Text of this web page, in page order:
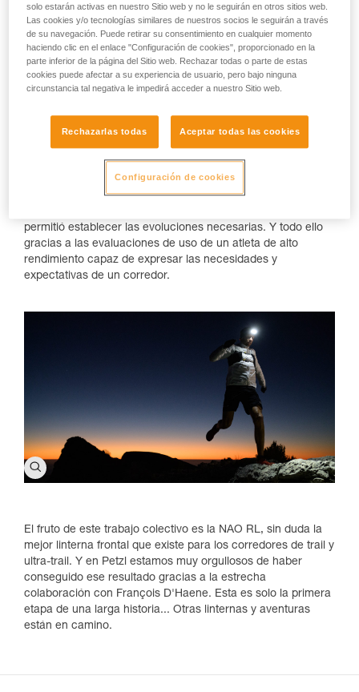
disciplina, junto a ingenieros y especialistas técnicos que
llevan años desarrollando las linternas frontales más
innovadoras y de mayor rendimiento del mundo? Con esa
increíble combinación, el resultado no podía ser menos. Y
eso ha conseguido hacer Petzl para crear la nueva linterna
frontal NAO RL.
La alianza entre la experiencia técnica de los equipos Petzl y
el amplio conocimiento del terreno de François D'Haene nos
ha permitido hacer evolucionar el producto: hemos logrado
que sea lo más eficaz posible y que se adapte a las
expectativas de los corredores de trail más exigentes. A
medida que avanzaba esta colaboración, el proceso cíclico
permitió establecer las evoluciones necesarias. Y todo ello
gracias a las evaluaciones de uso de un atleta de alto
rendimiento capaz de expresar las necesidades y
expectativas de un corredor.
El fruto de este trabajo colectivo es la NAO RL, sin duda la
mejor linterna frontal que existe para los corredores de trail y
ultra-trail. Y en Petzl estamos muy orgullosos de haber
conseguido ese resultado gracias a la estrecha
colaboración con François D'Haene. Esta es solo la primera
etapa de una larga historia... Otras linternas y aventuras
están en camino.
solo estarán activas en nuestro Sitio web y no le seguirán en otros sitios web.
Las cookies y/o tecnologías similares de nuestros socios le seguirán a través
de su navegación. Puede retirar su consentimiento en cualquier momento
haciendo clic en el enlace "Configuración de cookies", proporcionado en la
parte inferior de la página del Sitio web. Rechazar todas o parte de estas
cookies puede afectar a su experiencia de usuario, pero bajo ninguna
circunstancia tal negativa le impedirá acceder a nuestro Sitio web.
Rechazarlas todas Aceptar todas las cookies
Configuración de cookies